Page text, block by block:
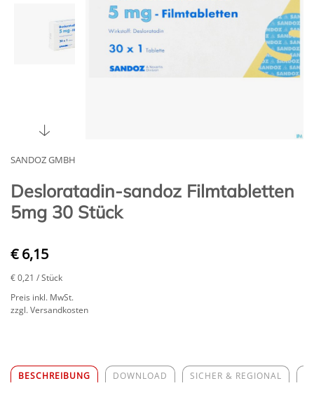
SANDOZ GMBH
Desloratadin-sandoz Filmtabletten
5mg 30 Stück
€ 6,15
€ 0,21 / Stück
Preis inkl. MwSt.
zzgl. Versandkosten
BESCHREIBUNG DOWNLOAD SICHER & REGIONAL